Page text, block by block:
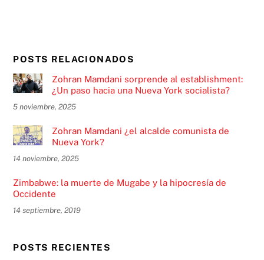
POSTS RELACIONADOS
Zohran Mamdani sorprende al establishment:
¿Un paso hacia una Nueva York socialista?
5 noviembre, 2025
Zohran Mamdani ¿el alcalde comunista de
Nueva York?
14 noviembre, 2025
Zimbabwe: la muerte de Mugabe y la hipocresía de
Occidente
14 septiembre, 2019
POSTS RECIENTES